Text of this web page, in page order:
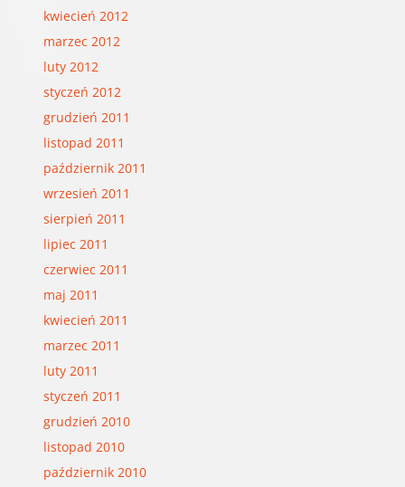
kwiecień 2012
marzec 2012
luty 2012
styczeń 2012
grudzień 2011
listopad 2011
październik 2011
wrzesień 2011
sierpień 2011
lipiec 2011
czerwiec 2011
maj 2011
kwiecień 2011
marzec 2011
luty 2011
styczeń 2011
grudzień 2010
listopad 2010
październik 2010